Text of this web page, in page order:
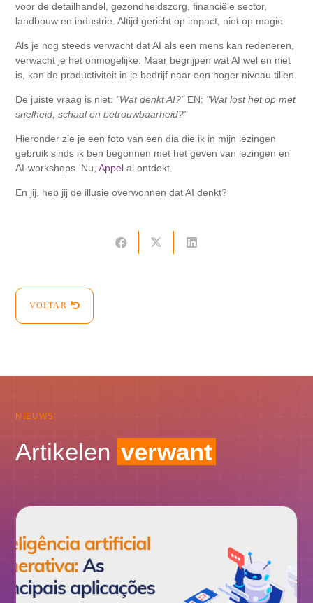
voor de detailhandel, gezondheidszorg, financiële sector,
landbouw en industrie. Altijd gericht op impact, niet op magie.
Als je nog steeds verwacht dat AI als een mens kan redeneren,
verwacht je het onmogelijke. Maar begrijpen wat AI wel en niet
is, kan de productiviteit in je bedrijf naar een hoger niveau tillen.
De juiste vraag is niet: "Wat denkt AI?"EN: "Wat lost het op met
snelheid, schaal en betrouwbaarheid?"
Hieronder zie je een foto van een dia die ik in mijn lezingen
gebruik sinds ik ben begonnen met het geven van lezingen en
AI-workshops. Nu,Appelal ontdekt.
En jij, heb jij de illusie overwonnen dat AI denkt?
VOLTAR
NIEUWS
Artikelen verwant